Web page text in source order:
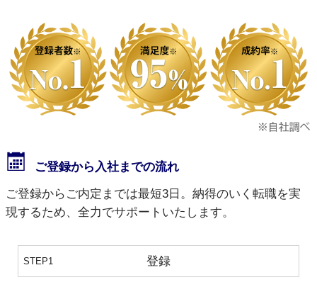
ご登録から入社までの流れ
ご登録からご内定までは最短3日。納得のいく転職を実
現するため、全力でサポートいたします。
STEP1 登録